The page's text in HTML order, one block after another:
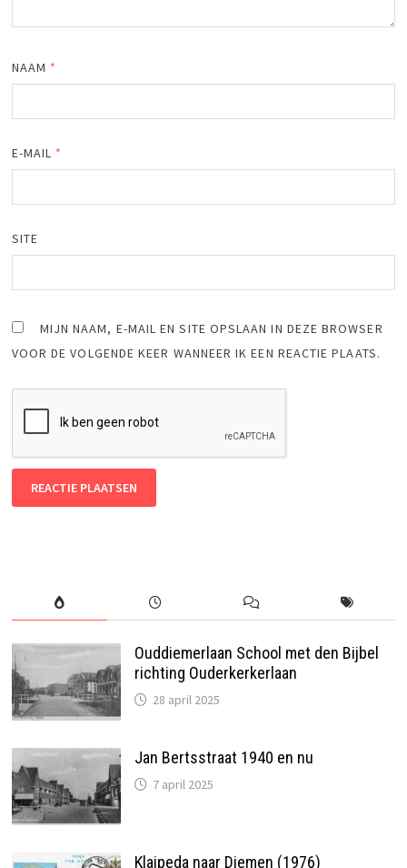
NAAM *
E-MAIL *
SITE
MIJN NAAM, E-MAIL EN SITE OPSLAAN IN DEZE BROWSER
VOOR DE VOLGENDE KEER WANNEER IK EEN REACTIE PLAATS.
Ouddiemerlaan School met den Bijbel
richting Ouderkerkerlaan
28 april 2025
Jan Bertsstraat 1940 en nu
7 april 2025
Klaipeda naar Diemen (1976)